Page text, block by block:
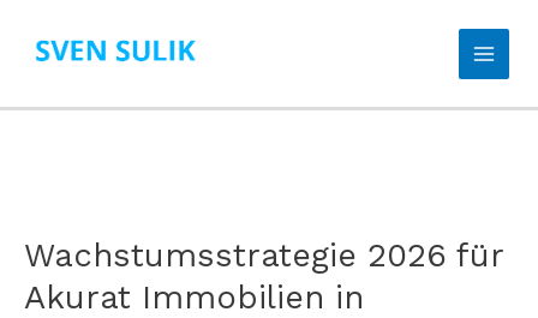
Inhalt
springen
Wachstumsstrategie 2026 für
Akurat Immobilien in